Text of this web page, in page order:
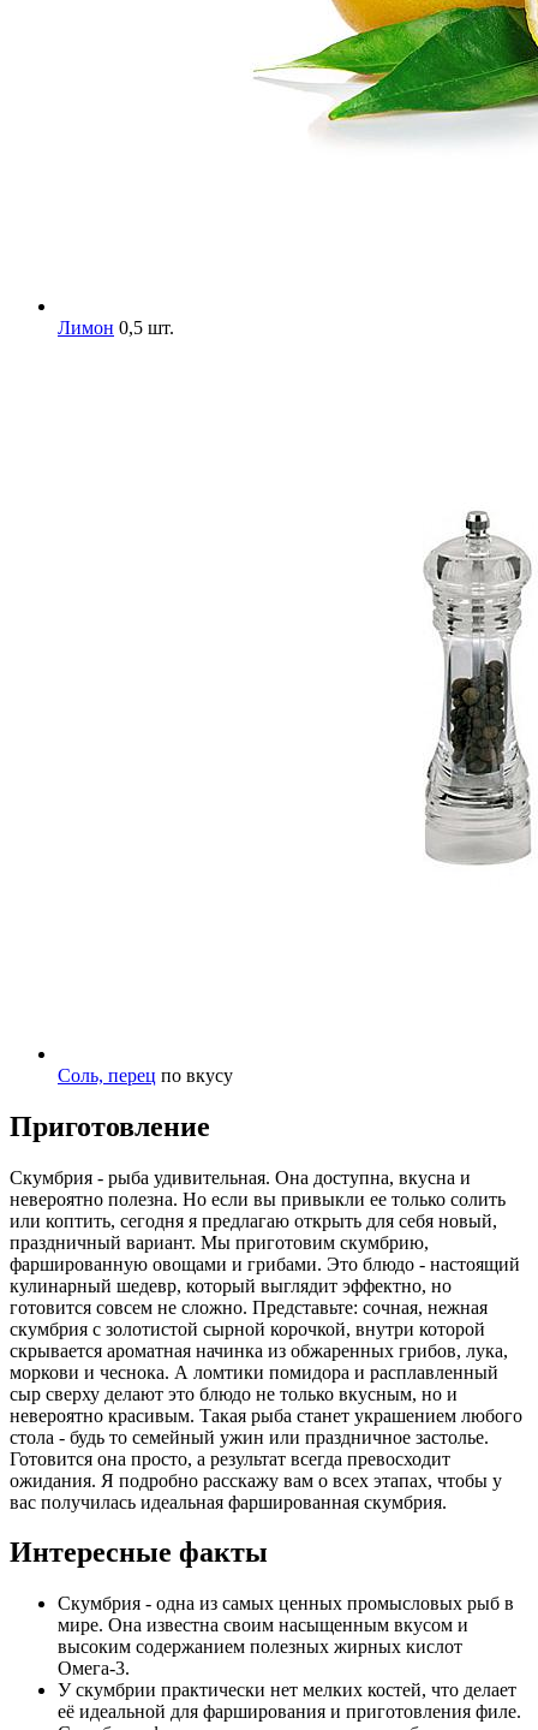
Лимон 0,5 шт.
Соль, перец по вкусу
Приготовление
Скумбрия - рыба удивительная. Она доступна, вкусна и
невероятно полезна. Но если вы привыкли ее только солить
или коптить, сегодня я предлагаю открыть для себя новый,
праздничный вариант. Мы приготовим скумбрию,
фаршированную овощами и грибами. Это блюдо - настоящий
кулинарный шедевр, который выглядит эффектно, но
готовится совсем не сложно. Представьте: сочная, нежная
скумбрия с золотистой сырной корочкой, внутри которой
скрывается ароматная начинка из обжаренных грибов, лука,
моркови и чеснока. А ломтики помидора и расплавленный
сыр сверху делают это блюдо не только вкусным, но и
невероятно красивым. Такая рыба станет украшением любого
стола - будь то семейный ужин или праздничное застолье.
Готовится она просто, а результат всегда превосходит
ожидания. Я подробно расскажу вам о всех этапах, чтобы у
вас получилась идеальная фаршированная скумбрия.
Интересные факты
Скумбрия - одна из самых ценных промысловых рыб в
мире. Она известна своим насыщенным вкусом и
высоким содержанием полезных жирных кислот
Омега-3.
У скумбрии практически нет мелких костей, что делает
её идеальной для фарширования и приготовления филе.